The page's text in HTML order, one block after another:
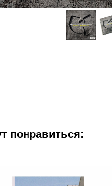
понравиться: